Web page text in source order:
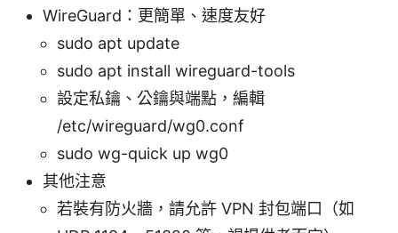
WireGuard：更簡單、速度友好
sudo apt update
sudo apt install wireguard-tools
設定私鑰、公鑰與端點，編輯
/etc/wireguard/wg0.conf
sudo wg-quick up wg0
其他注意
若裝有防火牆，請允許 VPN 封包端口（如